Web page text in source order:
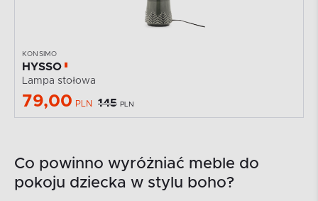
KONSIMO
HYSSO
Lampa stołowa
79,00 PLN 145 PLN
Co powinno wyróżniać meble do
pokoju dziecka w stylu boho?